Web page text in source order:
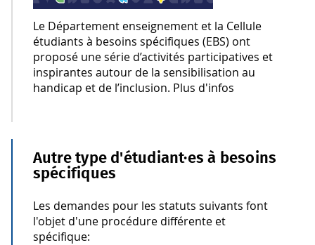
Le Département enseignement et la Cellule
étudiants à besoins spécifiques (EBS) ont
proposé une série d’activités participatives et
inspirantes autour de la sensibilisation au
handicap et de l’inclusion. Plus d'infos
Autre type d'étudiant·es à besoins
spécifiques
Les demandes pour les statuts suivants font
l'objet d'une procédure différente et
spécifique: